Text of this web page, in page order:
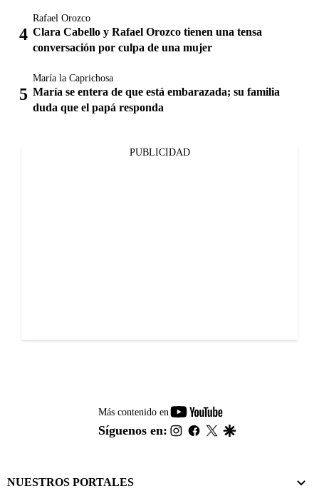
Rafael Orozco
Clara Cabello y Rafael Orozco tienen una tensa
conversación por culpa de una mujer
María la Caprichosa
María se entera de que está embarazada; su familia
duda que el papá responda
PUBLICIDAD
Más contenido en
youtube-
footer
Síguenos en: instagram
facebook
twitter
NUESTROS PORTALES